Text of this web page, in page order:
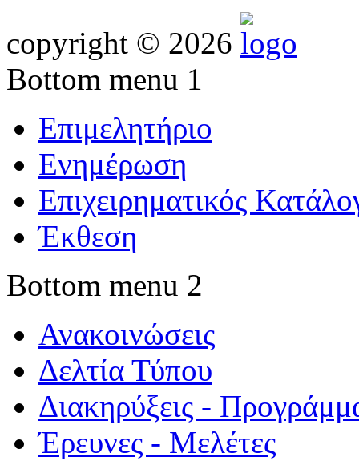
copyright © 2026
Bottom menu 1
Επιμελητήριο
Ενημέρωση
Επιχειρηματικός
Έκθεση
Bottom menu 2
Ανακοινώσεις
Δελτία Τύπου
Διακηρύξεις -
Έρευνες - Μελέτες